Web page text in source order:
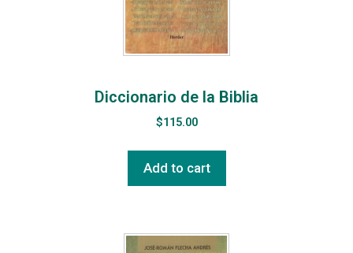
Diccionario de la Biblia
$115.00
Add to cart